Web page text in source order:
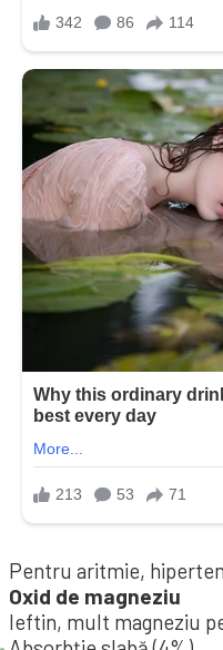
Pentru aritmie,
Oxid de magneziu
Ieftin, mult magneziu